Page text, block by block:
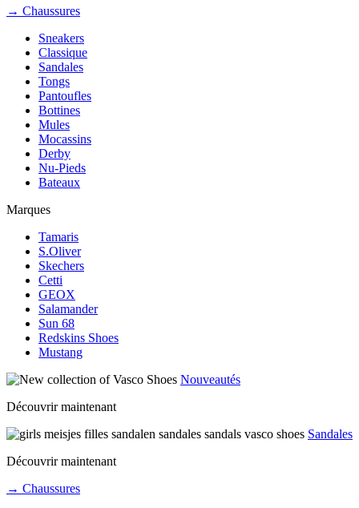
→ Chaussures
Sneakers
Classique
Sandales
Tongs
Pantoufles
Bottines
Mules
Mocassins
Derby
Nu-Pieds
Bateaux
Marques
Tamaris
S.Oliver
Skechers
Cetti
GEOX
Salamander
Sun 68
Redskins Shoes
Mustang
Nouveautés
Découvrir maintenant
Sandales
Découvrir maintenant
→ Chaussures